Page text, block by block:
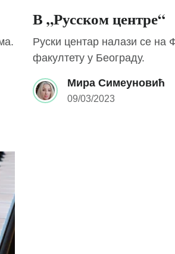
В „Русском центре“
Руски центар налази се на
факултету у Београду.
Мира Симеуновић
09/03/2023